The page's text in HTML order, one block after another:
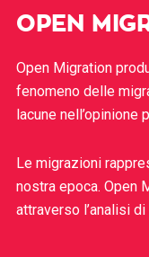
OPEN
Open Migration
fenomeno delle
lacune nell’opinione
Le migrazioni
nostra epoca. Open
attraverso l’analisi